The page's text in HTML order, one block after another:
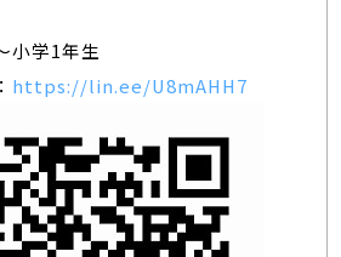
小学1年生
https://lin.ee/U8mAHH7